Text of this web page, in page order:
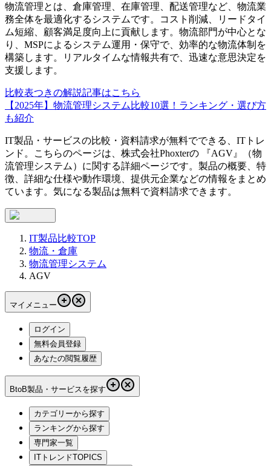
物流管理とは、倉庫管理、在庫管理、配送管理など、物流業
務全体を最適化するシステムです。コスト削減、リードタイ
ム短縮、顧客満足度向上に貢献します。物流部門が中心とな
り、MSPによるシステム運用・保守で、効率的な物流体制を
構築します。リアルタイムな情報共有で、迅速な意思決定を
支援します。
比較表つきの解説記事はこちら
【2025年】物流管理システム比較10選！ランキング・選び方
も紹介
IT製品・サービスの比較・資料請求が無料でできる、ITトレ
ンド。こちらのページは、 株式会社Phoxterの 『AGV 』（物
流管理システム ）に関する詳細ページです。製品の概要、特
徴、詳細な仕様や動作環境、提供元企業などの情報をまとめ
ています。気になる製品は無料で資料請求できます。
IT製品比較TOP
物流・倉庫
物流管理システム
AGV
マイメニュー
ログイン
無料会員登録
あなたの閲覧履歴
BtoB製品・サービスを探す
カテゴリーから探す
ランキングから探す
専門家一覧
ITトレンドTOPICS